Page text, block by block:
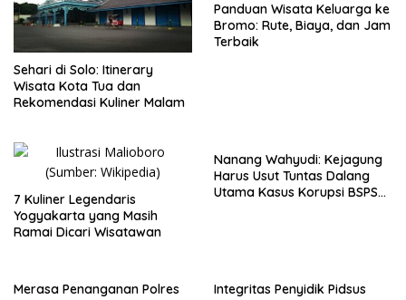
Sehari di Solo: Itinerary
Wisata Kota Tua dan
Rekomendasi Kuliner Malam
Panduan Wisata Keluarga ke
Bromo: Rute, Biaya, dan Jam
Terbaik
7 Kuliner Legendaris
Yogyakarta yang Masih
Ramai Dicari Wisatawan
Nanang Wahyudi: Kejagung
Harus Usut Tuntas Dalang
Utama Kasus Korupsi BSPS
Merasa Penanganan Polres
Integritas Penyidik Pidsus